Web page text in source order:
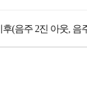
(음주 2진 아웃,